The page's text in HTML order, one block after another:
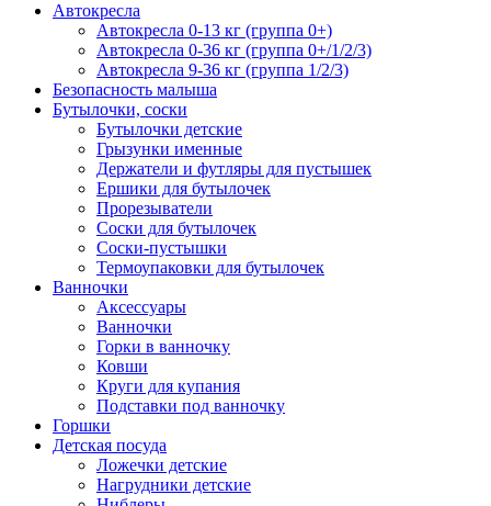
Автокресла
Автокресла 0-13 кг (группа 0+)
Автокресла 0-36 кг (группа 0+/1/2/3)
Автокресла 9-36 кг (группа 1/2/3)
Безопасность малыша
Бутылочки, соски
Бутылочки детские
Грызунки именные
Держатели и футляры для пустышек
Ершики для бутылочек
Прорезыватели
Соски для бутылочек
Соски-пустышки
Термоупаковки для бутылочек
Ванночки
Аксессуары
Ванночки
Горки в ванночку
Ковши
Круги для купания
Подставки под ванночку
Горшки
Детская посуда
Ложечки детские
Нагрудники детские